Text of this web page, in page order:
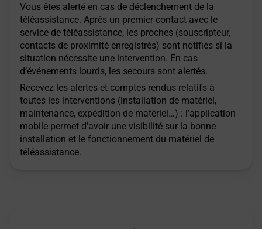
Vous êtes alerté en cas de déclenchement de la
téléassistance. Après un premier contact avec le
service de téléassistance, les proches (souscripteur,
contacts de proximité enregistrés) sont notifiés si la
situation nécessite une intervention. En cas
d’événements lourds, les secours sont alertés.
Recevez les alertes et comptes rendus relatifs à
toutes les interventions (installation de matériel,
maintenance, expédition de matériel…) : l’application
mobile permet d’avoir une visibilité sur la bonne
installation et le fonctionnement du matériel de
téléassistance.